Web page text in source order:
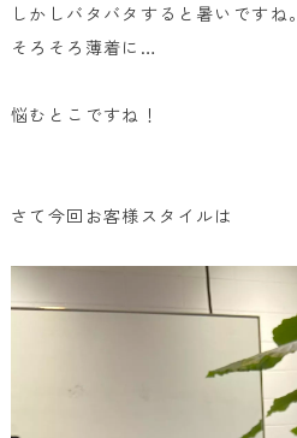
しかしバタバタすると暑いですね。
そろそろ薄着に…
悩むとこですね！
さて今回お客様スタイルは